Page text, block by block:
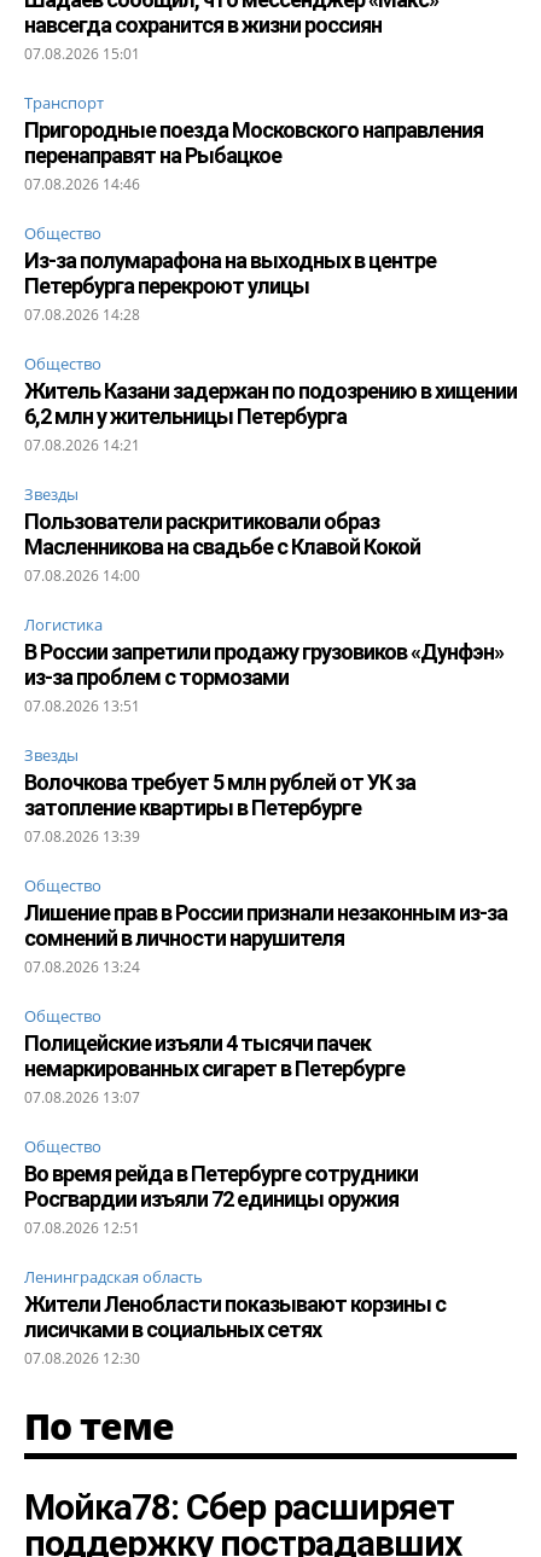
навсегда сохранится в жизни россиян
07.08.2026 15:01
Транспорт
Пригородные поезда Московского направления
перенаправят на Рыбацкое
07.08.2026 14:46
Общество
Из-за полумарафона на выходных в центре
Петербурга перекроют улицы
07.08.2026 14:28
Общество
Житель Казани задержан по подозрению в хищении
6,2 млн у жительницы Петербурга
07.08.2026 14:21
Звезды
Пользователи раскритиковали образ
Масленникова на свадьбе с Клавой Кокой
07.08.2026 14:00
Логистика
В России запретили продажу грузовиков «Дунфэн»
из-за проблем с тормозами
07.08.2026 13:51
Звезды
Волочкова требует 5 млн рублей от УК за
затопление квартиры в Петербурге
07.08.2026 13:39
Общество
Лишение прав в России признали незаконным из-за
сомнений в личности нарушителя
07.08.2026 13:24
Общество
Полицейские изъяли 4 тысячи пачек
немаркированных сигарет в Петербурге
07.08.2026 13:07
Общество
Во время рейда в Петербурге сотрудники
Росгвардии изъяли 72 единицы оружия
07.08.2026 12:51
Ленинградская область
Жители Ленобласти показывают корзины с
лисичками в социальных сетях
07.08.2026 12:30
По теме
Мойка78: Сбер расширяет
поддержку пострадавших